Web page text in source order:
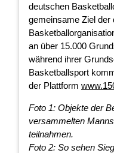
deutschen
gemeinsame Ziel der
an über 15.000
während ihrer
Basketballsport
der Plattform
Foto 1: Objekte der
versammelten
teilnahmen.
Foto 2: So sehen